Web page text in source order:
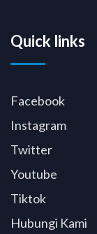
Quick links
Facebook
Instagram
Twitter
Youtube
Tiktok
Hubungi Kami